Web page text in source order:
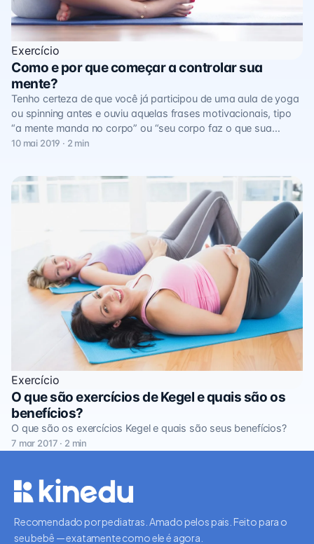
Exercício
Como e por que começar a controlar sua
mente?
Tenho certeza de que você já participou de uma aula de yoga
ou spinning antes e ouviu aquelas frases motivacionais, tipo
“a mente manda no corpo” ou “seu corpo faz o que sua…
10 mai 2019 · 2 min
Exercício
O que são exercícios de Kegel e quais são os
benefícios?
O que são os exercícios Kegel e quais são seus benefícios?
7 mar 2017 · 2 min
Recomendado por pediatras. Amado pelos pais. Feito para o
seu bebê — exatamente como ele é agora.